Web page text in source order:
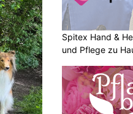
Spitex Hand &
und Pflege zu